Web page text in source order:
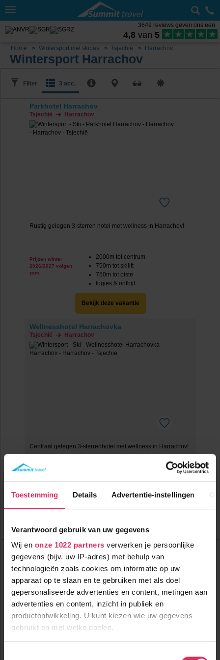
Toestemming Details Advertentie-instellingen
Verantwoord gebruik van uw gegevens
Wij en onze 1022 partners verwerken je persoonlijke
gegevens (bijv. uw IP-adres) met behulp van
technologieën zoals cookies om informatie op uw
apparaat op te slaan en te gebruiken met als doel
gepersonaliseerde advertenties en content, metingen aan
advertenties en content, inzicht in publiek en
productontwikkeling. U kunt kiezen wie uw gegevens
gebruikt en met welke doelen.
Toggle
3649 reviews geven ons een
4,8 van 5
Home Wintersport met skipas Tsjechië Harrachov
Wintersport Harrachov
Filter 3 acc.
Parkhotel Harrachov
Tsjechië Harrachov
Rustig gelegen 3-sterren hotel met wellness in Harrachov!
Prijzen winter
2026/2027 volgen
zsm
2000m tot centrum
750m tot skilift
750m tot piste
logies & ontbijt
Bekijk deze vakantie
Wellnesshotel Harrachovka
Tsjechië Harrachov
Centraal gelegen 3-sterrenhotel met wellness in Harrachov!
zsm
400m tot piste
Wellnesshotel Svornost
Tsjechië Harrachov